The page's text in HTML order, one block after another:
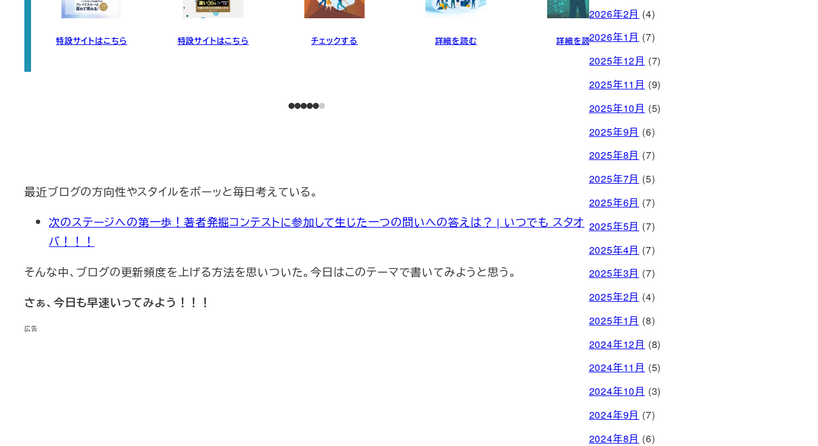
特設サイトはこちら チェックする 詳細を読む 詳細を読む 問い合わせる
最近ブログの方向性やスタイルをボーッと毎日考えている。
次のステージへの第一歩！著者発掘コンテストに参加して生じた一つの問いへの答えは？ | いつでも スタオ
バ！！！
そんな中、ブログの更新頻度を上げる方法を思いついた。今日はこのテーマで書いてみようと思う。
さぁ、今日も早速いってみよう！！！
広告
2026年2月 (4)
2026年1月 (7)
2025年12月 (7)
2025年11月 (9)
2025年10月 (5)
2025年9月 (6)
2025年8月 (7)
2025年7月 (5)
2025年6月 (7)
2025年5月 (7)
2025年4月 (7)
2025年3月 (7)
2025年2月 (4)
2025年1月 (8)
2024年12月 (8)
2024年11月 (5)
2024年10月 (3)
2024年9月 (7)
2024年8月 (6)